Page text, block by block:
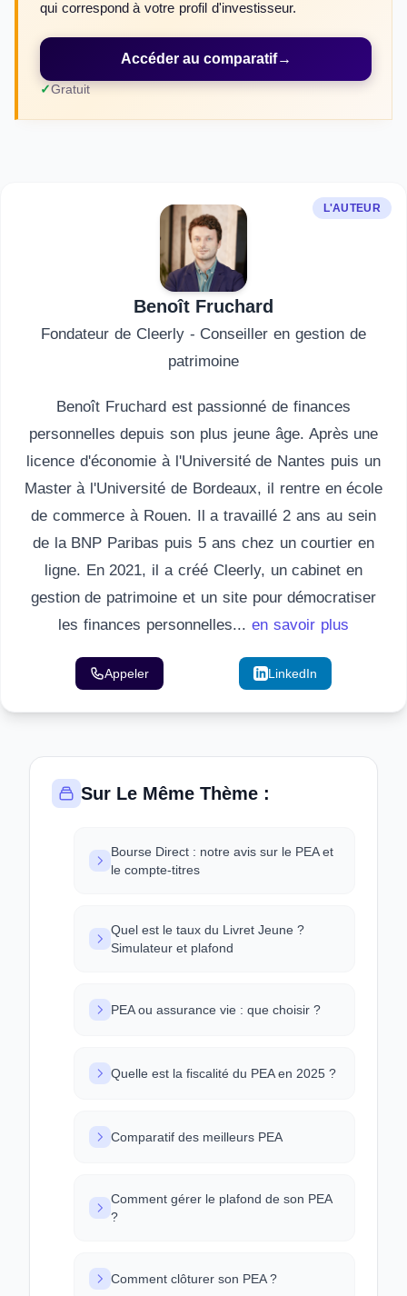
qui correspond à votre profil d'investisseur.
Accéder au comparatif→
Gratuit
L'AUTEUR
Benoît Fruchard
Fondateur de Cleerly - Conseiller en gestion de
patrimoine
Benoît Fruchard est passionné de finances
personnelles depuis son plus jeune âge. Après une
licence d'économie à l'Université de Nantes puis un
Master à l'Université de Bordeaux, il rentre en école
de commerce à Rouen. Il a travaillé 2 ans au sein
de la BNP Paribas puis 5 ans chez un courtier en
ligne. En 2021, il a créé Cleerly, un cabinet en
gestion de patrimoine et un site pour démocratiser
les finances personnelles... en savoir plus
Appeler LinkedIn
Sur Le Même Thème :
Bourse Direct : notre avis sur le PEA et
le compte-titres
Quel est le taux du Livret Jeune ?
Simulateur et plafond
PEA ou assurance vie : que choisir ?
Quelle est la fiscalité du PEA en 2025 ?
Comparatif des meilleurs PEA
Comment gérer le plafond de son PEA
?
Comment clôturer son PEA ?